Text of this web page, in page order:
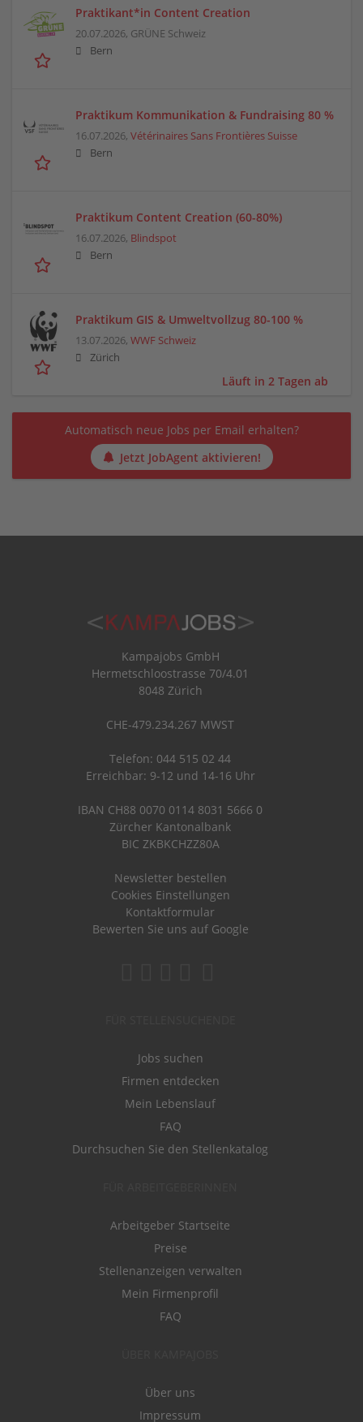
Praktikant*in Content Creation
20.07.2026, GRÜNE Schweiz
Bern
Praktikum Kommunikation & Fundraising 80 %
16.07.2026, Vétérinaires Sans Frontières Suisse
Bern
Praktikum Content Creation (60-80%)
16.07.2026, Blindspot
Bern
Praktikum GIS & Umweltvollzug 80-100 %
13.07.2026, WWF Schweiz
Zürich
Läuft in 2 Tagen ab
Automatisch neue Jobs per Email erhalten?
Jetzt JobAgent aktivieren!
Kampajobs GmbH
Hermetschloostrasse 70/4.01
8048 Zürich
CHE-479.234.267 MWST
Telefon: 044 515 02 44
Erreichbar: 9-12 und 14-16 Uhr
IBAN CH88 0070 0114 8031 5666 0
Zürcher Kantonalbank
BIC ZKBKCHZZ80A
Newsletter bestellen
Cookies Einstellungen
Kontaktformular
Bewerten Sie uns auf Google
Jobs suchen
Firmen entdecken
Mein Lebenslauf
FAQ
Durchsuchen Sie den Stellenkatalog
Arbeitgeber Startseite
Preise
Stellenanzeigen verwalten
Mein Firmenprofil
FAQ
Über uns
Impressum